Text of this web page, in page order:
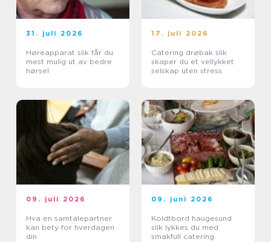
31. juli 2026
Høreapparat slik får du
mest mulig ut av bedre
hørsel
17. juli 2026
Catering drøbak slik
skaper du et vellykket
selskap uten stress
09. juli 2026
Hva en samtalepartner
kan bety for hverdagen
din
09. juni 2026
Koldtbord haugesund
slik lykkes du med
smakfull catering